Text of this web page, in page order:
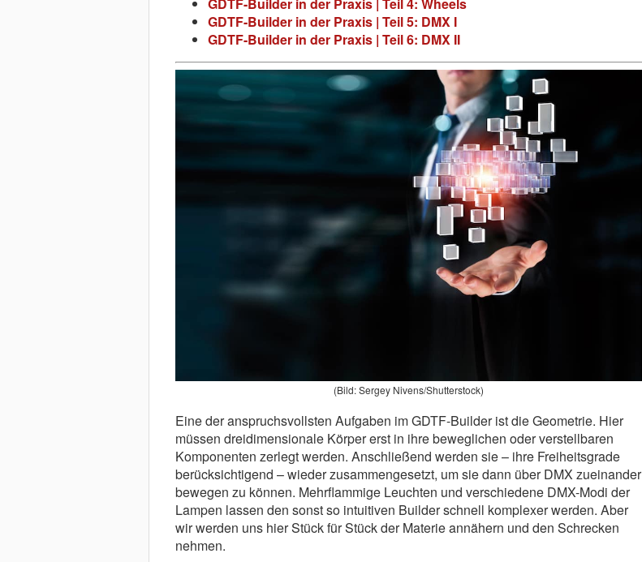
GDTF-Builder in der Praxis | Teil 5: DMX I
GDTF-Builder in der Praxis | Teil 6: DMX II
(Bild: Sergey Nivens/Shutterstock)
Eine der anspruchsvollsten Aufgaben im GDTF-Builder ist die Geometrie. Hier
müssen dreidimensionale Körper erst in ihre beweglichen oder verstellbaren
Komponenten zerlegt werden. Anschließend werden sie – ihre Freiheitsgrade
berücksichtigend – wieder zusammengesetzt, um sie dann über DMX zueinander
bewegen zu können. Mehrflammige Leuchten und verschiedene DMX-Modi der
Lampen lassen den sonst so intuitiven Builder schnell komplexer werden. Aber
wir werden uns hier Stück für Stück der Materie annähern und den Schrecken
nehmen.